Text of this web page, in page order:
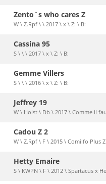
Zento´s who cares Z
W \ Z.Rpf \ \ 2017 \ x \ Z: \ B:
Cassina 95
S \ \ \ 2017 \ x \ Z: \ B:
Gemme Villers
S \ \ \ 2016 \ x \ Z: \ B:
Jeffrey 19
W \ Holst \ Db \ 2017 \ Comme il
Cadou Z 2
W \ Z.Rpf \ F \ 2015 \ Comilfo Plus
Hetty Emaire
S \ KWPN \ F \ 2012 \ Spartacus x